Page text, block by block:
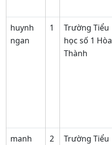
huynh
ngan
1
Trường Tiểu
học số 1 Hòa
Thành
manh
2
Trường Tiểu